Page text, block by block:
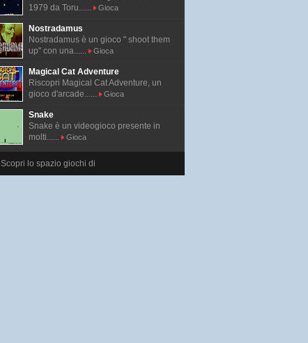
1979 da Toru......
Gioca
Nostradamus
Nostradamus è un gioco " shoot them
up" con una......
Gioca
Magical Cat Adventure
Riscopri Magical Cat Adventure, un
gioco d'arcade......
Gioca
Snake
Snake è un videogioco presente in
molti......
Gioca
Scopri lo spazio giochi di